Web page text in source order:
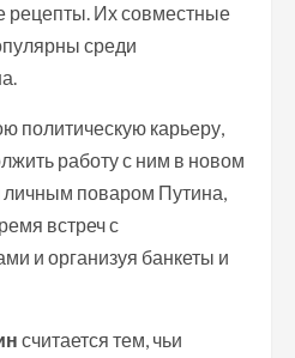
рецепты. Их совместные
среди
политическую карьеру,
работу с ним в новом
личным поваром Путина,
встреч с
и организуя банкеты и
считается тем, чьи